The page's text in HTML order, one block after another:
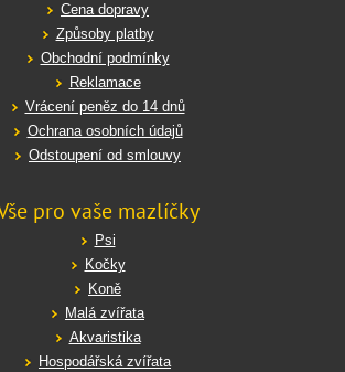
Cena dopravy
Způsoby platby
Obchodní podmínky
Reklamace
Vrácení peněz do 14 dnů
Ochrana osobních údajů
Odstoupení od smlouvy
pro vaše mazlíčky
Psi
Kočky
Koně
Malá zvířata
Akvaristika
Hospodářská zvířata